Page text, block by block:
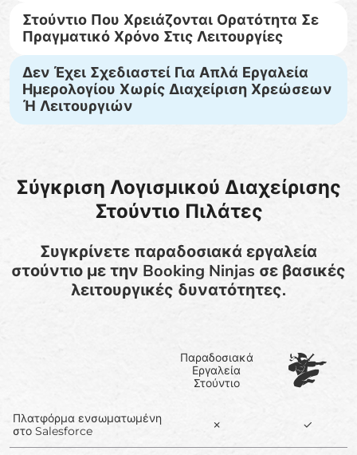
Στούντιο Που Χρειάζονται Ορατότητα Σε
Πραγματικό Χρόνο Στις Λειτουργίες
Δεν Έχει Σχεδιαστεί Για Απλά Εργαλεία
Ημερολογίου Χωρίς Διαχείριση Χρεώσεων
Ή Λειτουργιών
Σύγκριση Λογισμικού Διαχείρισης
Στούντιο Πιλάτες
Συγκρίνετε παραδοσιακά εργαλεία
στούντιο με την Booking Ninjas σε βασικές
λειτουργικές δυνατότητες.
Παραδοσιακά
Εργαλεία
Στούντιο
Πλατφόρμα ενσωματωμένη
στο Salesforce
✗ ✓